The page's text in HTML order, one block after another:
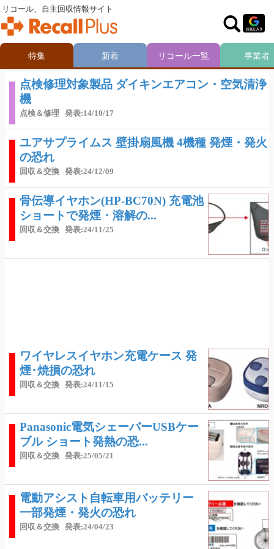
点検修理対象製品 ダイキンエアコン・空気清浄
機
点検＆修理 発表:14/10/17
ユアサプライムス 壁掛扇風機 4機種 発煙・発火
の恐れ
回収＆交換 発表:24/12/09
骨伝導イヤホン(HP-BC70N) 充電池
ショートで発煙・溶解の...
回収＆交換 発表:24/11/25
ワイヤレスイヤホン充電ケース 発
煙･焼損の恐れ
回収＆交換 発表:24/11/15
Panasonic電気シェーバーUSBケー
ブル ショート発熱の恐...
回収＆交換 発表:25/05/21
電動アシスト自転車用バッテリー
一部発煙・発火の恐れ
回収＆交換 発表:24/04/23
リコール、自主回収情報サイト
特集 新着 リコール一覧 事業者